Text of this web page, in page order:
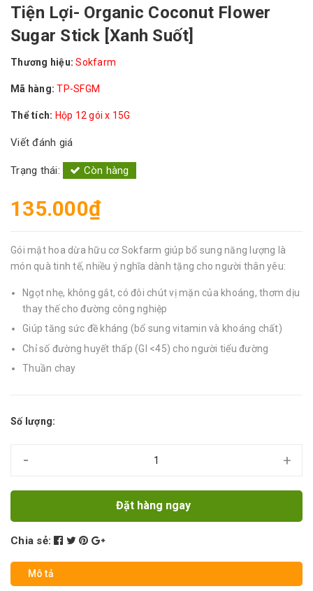
Tiện Lợi- Organic Coconut Flower
Sugar Stick [Xanh Suốt]
Thương hiệu: Sokfarm
Mã hàng: TP-SFGM
Thể tích: Hộp 12 gói x 15G
Viết đánh giá
Trạng thái: Còn hàng
135.000₫
Gói mật hoa dừa hữu cơ Sokfarm giúp bổ sung năng lượng là
món quà tinh tế, nhiều ý nghĩa dành tặng cho người thân yêu:
Ngọt nhẹ, không gắt, có đôi chút vị mặn của khoáng, thơm dịu
thay thế cho đường công nghiệp
Giúp tăng sức đề kháng (bổ sung vitamin và khoáng chất)
Chỉ số đường huyết thấp (GI <45) cho người tiểu đường
Thuần chay
Số lượng:
- +
Đặt hàng ngay
Chia sẻ:
Mô tả